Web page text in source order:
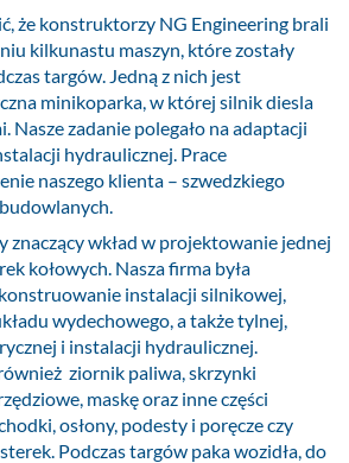
że konstruktorzy NG Engineering brali
kilkunastu maszyn, które zostały
targów. Jedną z nich jest
minikoparka, w której silnik diesla
Nasze zadanie polegało na adaptacji
hydraulicznej. Prace
naszego klienta – szwedzkiego
znaczący wkład w projektowanie jednej
kołowych. Nasza firma była
instalacji silnikowej,
wydechowego, a także tylnej,
i instalacji hydraulicznej.
ziornik paliwa, skrzynki
maskę oraz inne części
osłony, podesty i poręcze czy
Podczas targów paka wozidła, do